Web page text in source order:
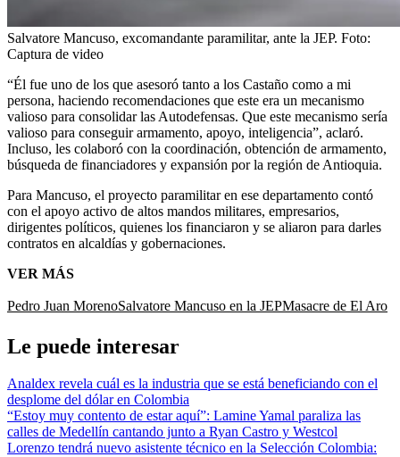
Salvatore Mancuso, excomandante paramilitar, ante la JEP. Foto:
Captura de video
“Él fue uno de los que asesoró tanto a los Castaño como a mi
persona, haciendo recomendaciones que este era un mecanismo
valioso para consolidar las Autodefensas. Que este mecanismo sería
valioso para conseguir armamento, apoyo, inteligencia”, aclaró.
Incluso, les colaboró con la coordinación, obtención de armamento,
búsqueda de financiadores y expansión por la región de Antioquia.
Para Mancuso, el proyecto paramilitar en ese departamento contó
con el apoyo activo de altos mandos militares, empresarios,
dirigentes políticos, quienes los financiaron y se aliaron para darles
contratos en alcaldías y gobernaciones.
VER MÁS
Pedro Juan MorenoSalvatore Mancuso en la JEPMasacre de El Aro
Le puede interesar
Analdex revela cuál es la industria que se está beneficiando con el
desplome del dólar en Colombia
“Estoy muy contento de estar aquí”: Lamine Yamal paraliza las
calles de Medellín cantando junto a Ryan Castro y Westcol
Lorenzo tendrá nuevo asistente técnico en la Selección Colombia: